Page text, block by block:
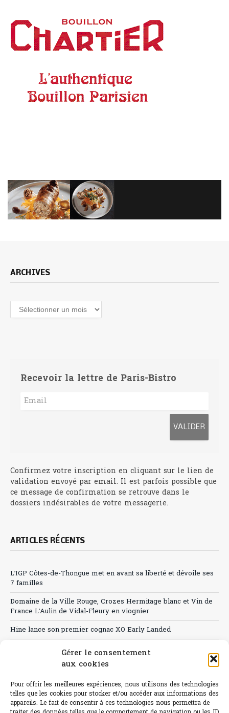
Gérer le consentement
aux cookies
Pour offrir les meilleures expériences, nous utilisons des technologies
telles que les cookies pour stocker et/ou accéder aux informations des
appareils. Le fait de consentir à ces technologies nous permettra de
ARCHIVES
Recevoir la lettre de Paris-Bistro
Confirmez votre inscription en cliquant sur le lien de
validation envoyé par email. Il est parfois possible que
ce message de confirmation se retrouve dans le
dossiers indésirables de votre messagerie.
ARTICLES RÉCENTS
L’IGP Côtes-de-Thongue met en avant sa liberté et dévoile ses
7 familles
Domaine de la Ville Rouge, Crozes Hermitage blanc et Vin de
France L’Aulin de Vidal-Fleury en viognier
Hine lance son premier cognac XO Early Landed
Canicule : A quand le CHR à « l’heure espagnole » ?
Sélection de rosés 2026